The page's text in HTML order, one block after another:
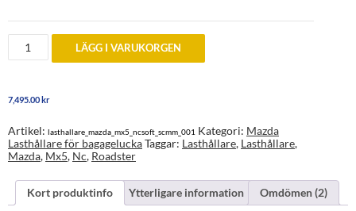
Lasthållare
bagagelucka
Mazda
2006-
med
sufflett
mängd
LÄGG I VARUKORGEN
7,495.00kr
Artikel: lasthallare_mazda_mx5_ncsoft_scmm_001 Kategori: Mazda
Lasthållare för bagageluckaTaggar: Lasthållare, Lasthållare,
Mazda, Mx5, Nc, Roadster
Kort produktinfo Ytterligare information Omdömen (2)